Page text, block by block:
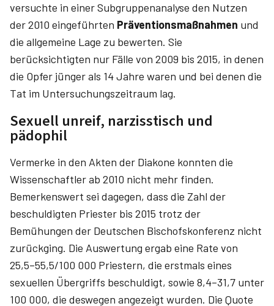
versuchte in einer Subgruppenanalyse den Nutzen
der 2010 eingeführten Präventionsmaßnahmen und
die allgemeine Lage zu bewerten. Sie
berücksichtigten nur Fälle von 2009 bis 2015, in denen
die Opfer jünger als 14 Jahre waren und bei denen die
Tat im Untersuchungszeitraum lag.
Sexuell unreif, narzisstisch und
pädophil
Vermerke in den Akten der Diakone konnten die
Wissenschaftler ab 2010 nicht mehr finden.
Bemerkenswert sei dagegen, dass die Zahl der
beschuldigten Priester bis 2015 trotz der
Bemühungen der Deutschen Bischofskonferenz nicht
zurückging. Die Auswertung ergab eine Rate von
25,5–55,5/100 000 Priestern, die erstmals eines
sexuellen Übergriffs beschuldigt, sowie 8,4–31,7 unter
100 000, die deswegen angezeigt wurden. Die Quote